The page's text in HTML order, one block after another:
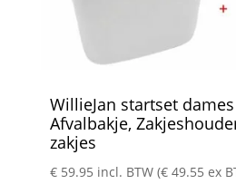
WillieJan startset
Afvalbakje,
zakjes
€59.95 incl. BTW (€49.55 ex